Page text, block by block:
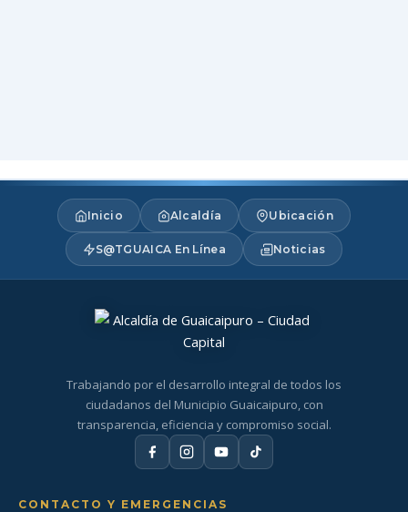
Inicio Alcaldía Ubicación
S@TGUAICA En Línea Noticias
Trabajando por el desarrollo integral de todos los
ciudadanos del Municipio Guaicaipuro, con
transparencia, eficiencia y compromiso social.
CONTACTO Y EMERGENCIAS